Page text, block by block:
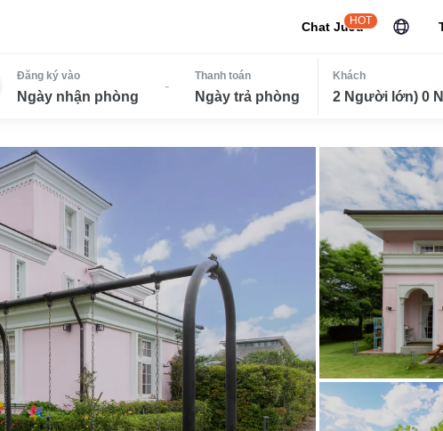
Chat JuJu
HOT
Đăng ký vào
Ngày nhận phòng
-
Thanh toán
Ngày trả phòng
Khách
2 Người lớn) 0